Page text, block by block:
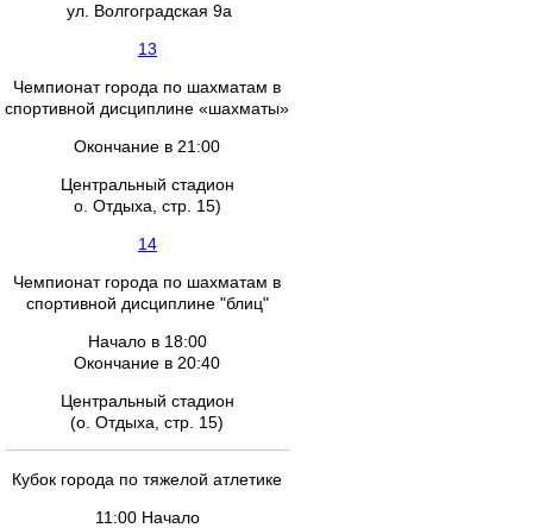
ул. Волгоградская 9а
13
Чемпионат города по шахматам в
спортивной дисциплине «шахматы»
Окончание в 21:00
Центральный стадион
о. Отдыха, стр. 15)
14
Чемпионат города по шахматам в
спортивной дисциплине "блиц"
Начало в 18:00
Окончание в 20:40
Центральный стадион
(о. Отдыха, стр. 15)
Кубок города по тяжелой атлетике
11:00 Начало